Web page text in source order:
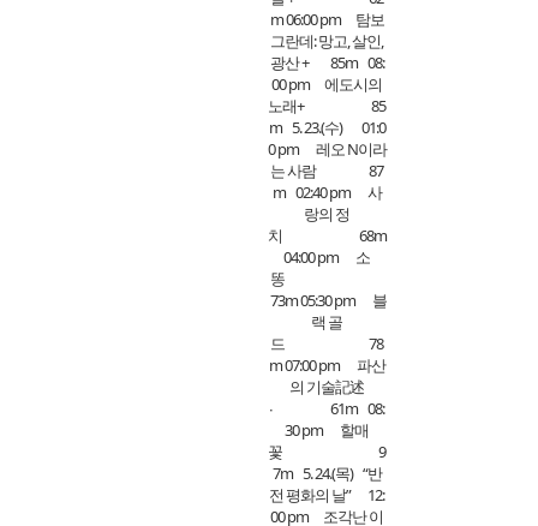
m 06:00 pm 탐보
그란데: 망고, 살인,
광산 + 85m 08:
00 pm 에도시의
노래+ 85
m 5. 23.(수) 01:0
0 pm 레오 N이라
는 사람 87
m 02:40 pm 사
랑의 정
치 68m
04:00 pm 소
똥
73m 05:30 pm 블
랙 골
드 78
m 07:00 pm 파산
의 기술記述
∙ 61m 08:
30 pm 할매
꽃 9
7m 5. 24.(목) “반
전 평화의 날” 12:
00 pm 조각난 이